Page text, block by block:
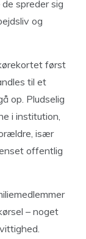
spreder sig
og
først
til et
op. Pludselig
i institution,
især
offentlig
– noget